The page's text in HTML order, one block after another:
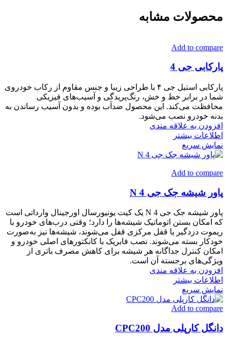
محصولات مشابه
Add to compare
پارکابی جی 4
پارکابی استیل جی ۴ با طراحی زیبا و جنس مقاوم از رکاب خودروی
شما در برابر خط و خش، رنگ‌پریدگی و آسیب‌های فیزیکی
محافظت می‌کند. این محصول ضدآب بوده و بدون آسیب رساندن به
بدنه خودرو نصب می‌شود.
افزودن به علاقه مندی
اطلاعات بیشتر
نمایش سریع
Add to compare
پاور شیشه جک جی 4 N
پاور شیشه جک جی 4 N یک کیت یونیورسال اورجینال وارداتی است
که امکان بستن اتوماتیک شیشه‌ها را دارد؛ وقتی درب‌های خودرو با
ریموت دزدگیر یا قفل مرکزی قفل می‌شوند، شیشه‌ها نیز به‌صورت
خودکار بسته می‌شوند. نصب فابریک با کانکتورهای اصلی خودرو و
امکان کنترل جداگانه هر شیشه برای کاهش مصرف باتری از
ویژگی‌های برجسته آن است.
افزودن به علاقه مندی
اطلاعات بیشتر
نمایش سریع
Add to compare
دانگل کارپلی مدل CPC200